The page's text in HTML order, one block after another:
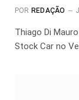
POR REDAÇÃO
Thiago Di
Stock Car no